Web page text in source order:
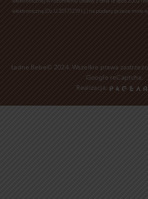
elektronicznej w rozumieniu ustawy z dnia 18 lipca 2002
elektroniczną (Dz.U.2017.1219 t.j.) na podany przeze mnie
Ładne Bebe© 2024. Wszelkie prawa
Google reCaptcha.
Realizacja: